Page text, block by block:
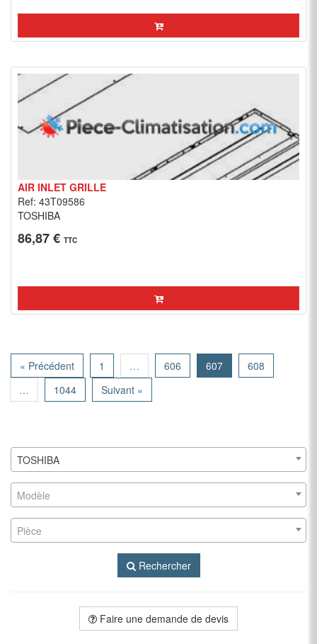
AIR INLET GRILLE
Ref: 43T09586
TOSHIBA
86,87 € TTC
« Précédent 1 … 606 607
608
…
1044 Suivant »
TOSHIBA
Modèle
Pièce
Rechercher
Faire une demande de devis